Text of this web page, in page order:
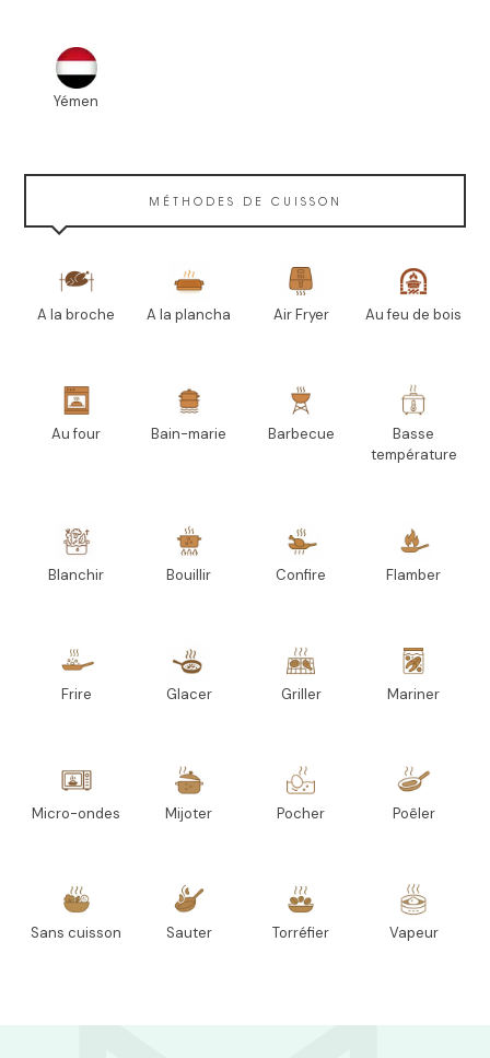
Yémen
MÉTHODES DE CUISSON
A la broche A la plancha Air Fryer Au feu de bois
Au four Bain-marie Barbecue
Basse
température
Blanchir Bouillir Confire Flamber
Frire Glacer Griller Mariner
Micro-ondes Mijoter Pocher Poêler
Sans cuisson Sauter Torréfier Vapeur